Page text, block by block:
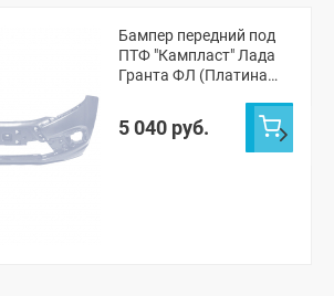
Бампер передний под
ПТФ "Кампласт" Лада
Гранта ФЛ (Платина
5 040 руб.